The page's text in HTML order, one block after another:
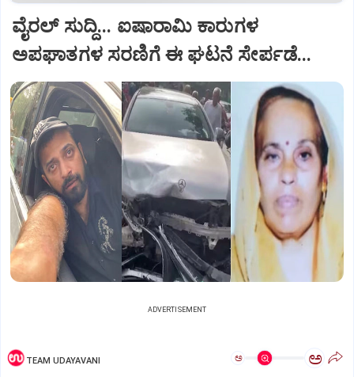
ವೈರಲ್ ಸುದ್ದಿ... ಐಷಾರಾಮಿ ಕಾರುಗಳ
ಅಪಘಾತಗಳ ಸರಣಿಗೆ ಈ ಘಟನೆ ಸೇರ್ಪಡೆ...
ADVERTISEMENT
TEAM UDAYAVANI ಅ ಅ